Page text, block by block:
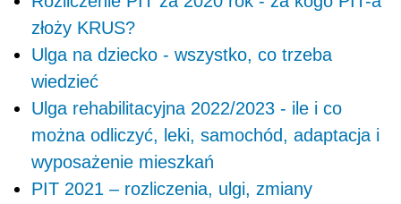
złoży KRUS?
Ulga na dziecko - wszystko, co trzeba
wiedzieć
Ulga rehabilitacyjna 2022/2023 - ile i co
można odliczyć, leki, samochód, adaptacja i
wyposażenie mieszkań
PIT 2021 – rozliczenia, ulgi, zmiany